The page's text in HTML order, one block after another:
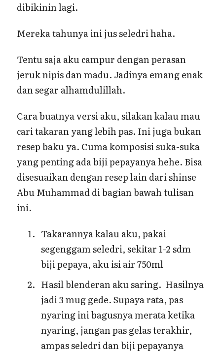
dibikinin lagi.
Mereka tahunya ini jus seledri haha.
Tentu saja aku campur dengan perasan
jeruk nipis dan madu. Jadinya emang enak
dan segar alhamdulillah.
Cara buatnya versi aku, silakan kalau mau
cari takaran yang lebih pas. Ini juga bukan
resep baku ya. Cuma komposisi suka-suka
yang penting ada biji pepayanya hehe. Bisa
disesuaikan dengan resep lain dari shinse
Abu Muhammad di bagian bawah tulisan
ini.
Takarannya kalau aku, pakai
segenggam seledri, sekitar 1-2 sdm
biji pepaya, aku isi air 750ml
Hasil blenderan aku saring. Hasilnya
jadi 3 mug gede. Supaya rata, pas
nyaring ini bagusnya merata ketika
nyaring, jangan pas gelas terakhir,
ampas seledri dan biji pepayanya